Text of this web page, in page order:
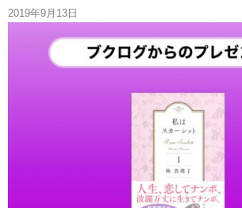
2019年9月13日